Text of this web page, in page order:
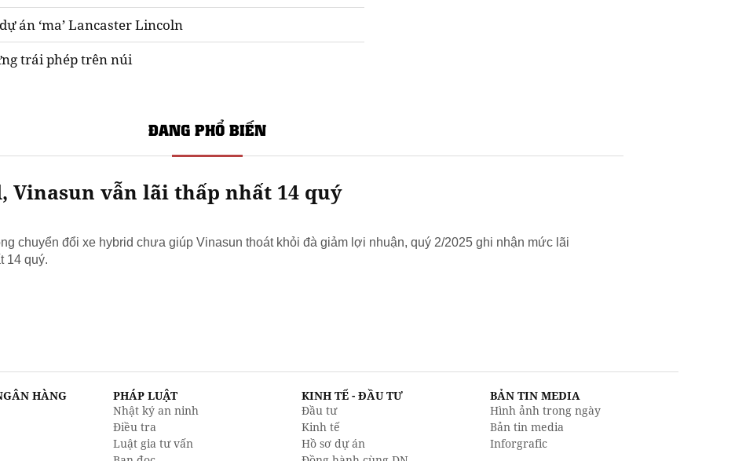
án ‘ma’ Lancaster Lincoln
trái phép trên núi
ĐANG PHỔ BIẾN
Vinasun vẫn lãi thấp nhất 14 quý
chuyển đổi xe hybrid chưa giúp Vinasun thoát khỏi đà giảm lợi nhuận, quý 2/2025 ghi nhận mức lãi
14 quý.
HÀNG
PHÁP LUẬT
Nhật ký an ninh
Điều tra
Luật gia tư vấn
KINH TẾ - ĐẦU TƯ
Đầu tư
Kinh tế
Hồ sơ dự án
BẢN TIN MEDIA
Hình ảnh trong ngày
Bản tin media
Inforgrafic